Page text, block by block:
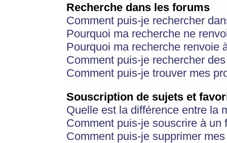
Recherche dans les forums
Comment puis-je rechercher
Pourquoi ma recherche ne
Pourquoi ma recherche renvoie
Comment puis-je rechercher
Comment puis-je trouver mes
Souscription de sujets et
Quelle est la différence entre la
Comment puis-je souscrire à
Comment puis-je supprimer